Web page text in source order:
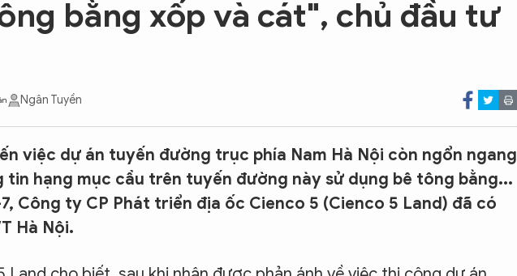
NGHIỆPbằng xốp và cát", chủ đầu tư
Ngân Tuyền
việc dự án tuyến đường trục phía Nam Hà Nội còn ngổn ngang
hạng mục cầu trên tuyến đường này sử dụng bê tông bằng...
Công ty CP Phát triển địa ốc Cienco 5 (Cienco 5 Land) đã có
Hà Nội.